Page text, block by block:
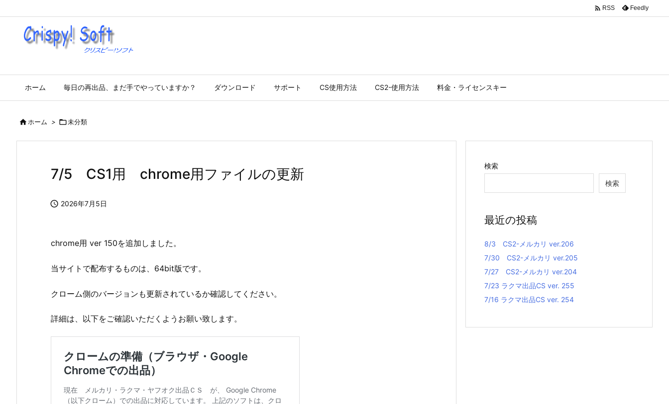
ホーム 毎日の再出品、まだ手でやっていますか？ ダウンロード サポート CS使用方法 CS2-使用方法 料金・ライセンスキー
 RSS Feedly
ホーム > 未分類
7/5 CS1用 chrome用ファイルの更新
 2026年7月5日
chrome用 ver 150を追加しました。
当サイトで配布するものは、64bit版です。
クローム側のバージョンも更新されているか確認してください。
詳細は、以下をご確認いただくようお願い致します。
検索
検索
最近の投稿
8/3 CS2-メルカリ ver.206
7/30 CS2-メルカリ ver.205
7/27 CS2-メルカリ ver.204
7/23 ラクマ出品CS ver. 255
7/16 ラクマ出品CS ver. 254